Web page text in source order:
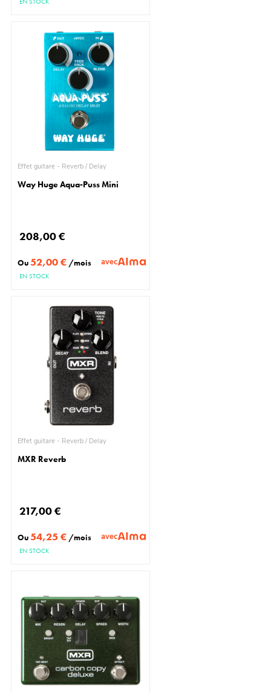
Effet guitare - Reverb / Delay
Way Huge Aqua-Puss Mini
208,00 €
Ou52,00 € /mois avec
EN STOCK
Effet guitare - Reverb / Delay
MXR Reverb
217,00 €
Ou54,25 € /mois avec
EN STOCK